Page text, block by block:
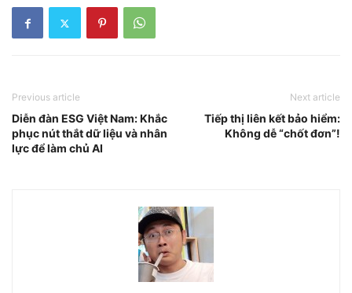
Previous article
Diễn đàn ESG Việt Nam: Khắc
phục nút thắt dữ liệu và nhân
lực để làm chủ AI
Next article
Tiếp thị liên kết bảo hiểm:
Không dễ “chốt đơn”!